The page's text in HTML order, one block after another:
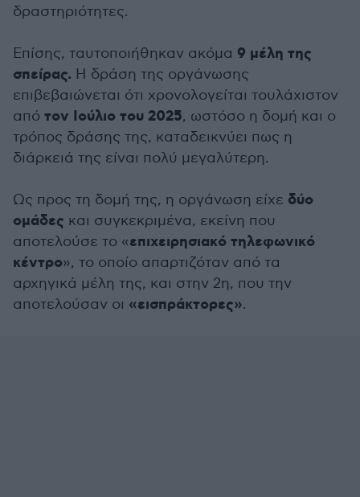
δραστηριότητες.
Επίσης, ταυτοποιήθηκαν ακόμα 9 μέλη της
σπείρας. Η δράση της οργάνωσης
επιβεβαιώνεται ότι χρονολογείται τουλάχιστον
από τον Ιούλιο του 2025, ωστόσο η δομή και ο
τρόπος δράσης της, καταδεικνύει πως η
διάρκειά της είναι πολύ μεγαλύτερη.
Ως προς τη δομή της, η οργάνωση είχε δύο
ομάδες και συγκεκριμένα, εκείνη που
αποτελούσε το «επιχειρησιακό τηλεφωνικό
κέντρο», το οποίο απαρτιζόταν από τα
αρχηγικά μέλη της, και στην 2η, που την
αποτελούσαν οι «εισπράκτορες».